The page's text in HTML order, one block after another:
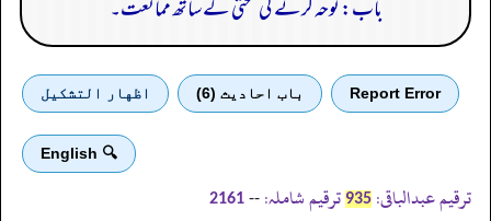
باب: نوحہ کرنے کی سختی کے ساتھ ممانعت۔
Report Error باب احادیث (6) اظهار التشكيل
🔍 English
ترقیم عبدالباقی: 935 ترقیم شاملہ: --
2161